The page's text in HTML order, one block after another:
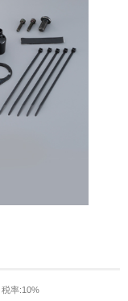
税率:10%